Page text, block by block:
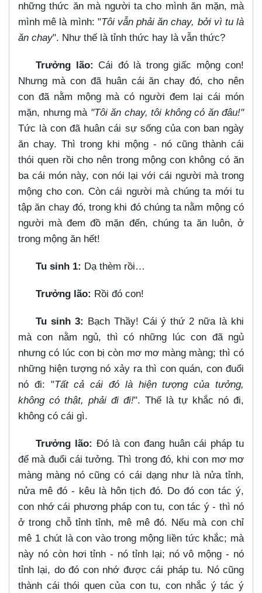
những thức ăn mà người ta cho mình ăn mặn, mà
mình mê là mình: "Tôi vẫn phải ăn chay, bởi vì tu là
ăn chay". Như thế là tỉnh thức hay là vẫn thức?
Trưởng lão: Cái đó là trong giấc mộng con!
Nhưng mà con đã huân cái ăn chay đó, cho nên
con đã nằm mộng mà có người đem lại cái món
mặn, nhưng mà "Tôi ăn chay, tôi không có ăn đâu!"
Tức là con đã huân cái sự sống của con ban ngày
ăn chay. Thì trong khi mộng - nó cũng thành cái
thói quen rồi cho nên trong mộng con không có ăn
ba cái món này, con nói lại với cái người mà trong
mộng cho con. Còn cái người mà chúng ta mới tu
tập ăn chay đó, trong khi đó chúng ta nằm mộng có
người mà đem đồ mặn đến, chúng ta ăn luôn, ở
trong mộng ăn hết!
Tu sinh 1: Dạ thèm rồi…​
Trưởng lão: Rồi đó con!
Tu sinh 3: Bạch Thầy! Cái ý thứ 2 nữa là khi
mà con nằm ngủ, thì có những lúc con đã ngủ
nhưng có lúc con bị còn mơ mơ màng màng; thì có
những hiện tượng nó xảy ra thì con quán, con đuổi
nó đi: "Tất cả cái đó là hiện tượng của tưởng,
không có thật, phải đi đi!". Thế là tự khắc nó đi,
không có cái gì.
Trưởng lão: Đó là con đang huân cái pháp tu
để mà đuổi cái tưởng. Thì trong đó, khi con mơ mơ
màng màng nó cũng có cái dạng như là nửa tỉnh,
nửa mê đó - kêu là hôn tịch đó. Do đó con tác ý,
con nhớ cái phương pháp con tu, con tác ý - thì nó
ở trong chỗ tỉnh tỉnh, mê mê đó. Nếu mà con chỉ
mê 1 chút là con vào trong mộng liền tức khắc; mà
này nó còn hơi tỉnh - nó tỉnh lại; nó vô mộng - nó
tỉnh lại, do đó con nhớ được cái pháp tu. Nó cũng
thành cái thói quen của con tu, con nhắc ý tác ý